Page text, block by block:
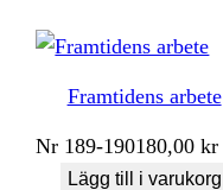
Framtidens arbete
Nr 189-190180,00kr
Lägg till i varukorg